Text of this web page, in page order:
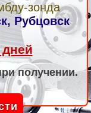
зонда
Рубцовск
дней
получении.